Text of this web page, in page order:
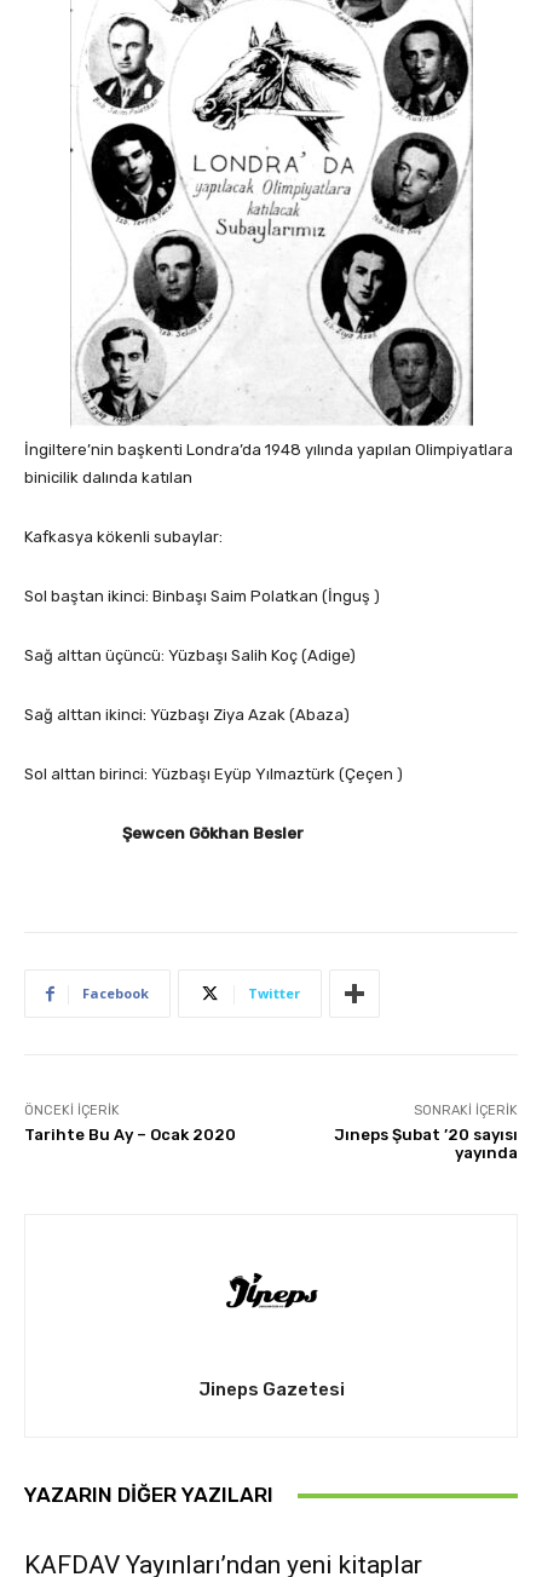
İngiltere’nin başkenti Londra’da 1948 yılında yapılan Olimpiyatlara
binicilik dalında katılan
Kafkasya kökenli subaylar:
Sol baştan ikinci: Binbaşı Saim Polatkan (İnguş )
Sağ alttan üçüncü: Yüzbaşı Salih Koç (Adige)
Sağ alttan ikinci: Yüzbaşı Ziya Azak (Abaza)
Sol alttan birinci: Yüzbaşı Eyüp Yılmaztürk (Çeçen )
Şewcen Gökhan Besler
Facebook Twitter
ÖNCEKI İÇERIK
Tarihte Bu Ay – Ocak 2020
SONRAKI İÇERIK
Jıneps Şubat ’20 sayısı
yayında
Jineps Gazetesi
YAZARIN DIĞER YAZILARI
KAFDAV Yayınları’ndan yeni kitaplar